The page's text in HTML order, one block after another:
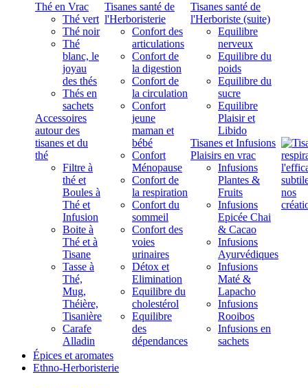
Thé en Vrac
Thé vert
Thé noir
Thé
blanc, le
joyau
des thés
Thés en
sachets
Accessoires
autour des
tisanes et du
thé
Filtre à
thé et
Boules à
Thé et
Infusion
Boite à
Thé et à
Tisane
Tasse à
Thé,
Mug,
Théière,
Tisanière
Carafe
Alladin
Tisanes santé de
l'Herboristerie
Confort des
articulations
Confort de
la digestion
Confort de
la circulation
Confort
jeune
maman et
bébé
Confort
Ménopause
Confort de
la respiration
Confort du
sommeil
Confort des
voies
urinaires
Détox et
Elimination
Equilibre du
cholestérol
Equilibre
des
dépendances
Tisanes santé de
l'Herboriste (suite)
Equilibre
nerveux
Equilibre du
poids
Equilibre du
sucre
Equilibre
Plaisir et
Libido
Tisanes et Infusions
Plaisirs en vrac
Infusions
Plantes &
Fruits
Infusions
Epicée Chai
& Cacao
Infusions
Ayurvédiques
Infusions
Maté &
Lapacho
Infusions
Rooibos
Infusions en
sachets
Épices et aromates
Ethno-Herboristerie